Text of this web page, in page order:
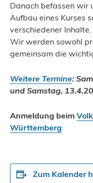
Danach befassen wir
Aufbau eines Kurses
verschiedener Inhalte.
Wir werden sowohl
gemeinsam die
Weitere Termine:
und Samstag,
Anmeldung beim
Württemberg
Zum Kalender